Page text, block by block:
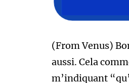
(From Venus)
aussi. Cela
m’indiquant